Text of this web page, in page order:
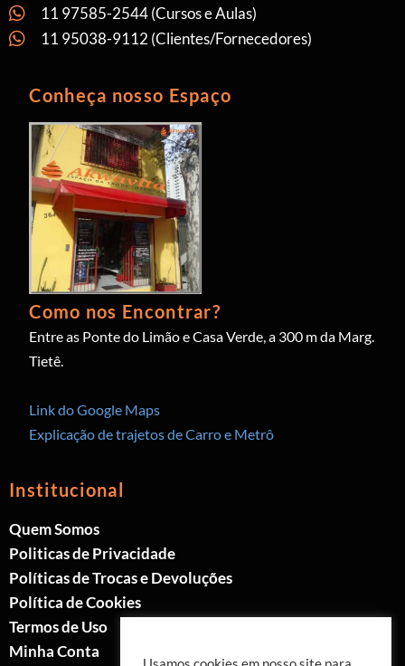
11 97585-2544 (Cursos e Aulas)
11 95038-9112 (Clientes/Fornecedores)
Conheça nosso Espaço
Como nos Encontrar?
Entre as Ponte do Limão e Casa Verde, a 300 m da Marg.
Tietê.
Link do Google Maps
Explicação de trajetos de Carro e Metrô
Institucional
Quem Somos
Politicas de Privacidade
Políticas de Trocas e Devoluções
Política de Cookies
Termos de Uso
Minha Conta